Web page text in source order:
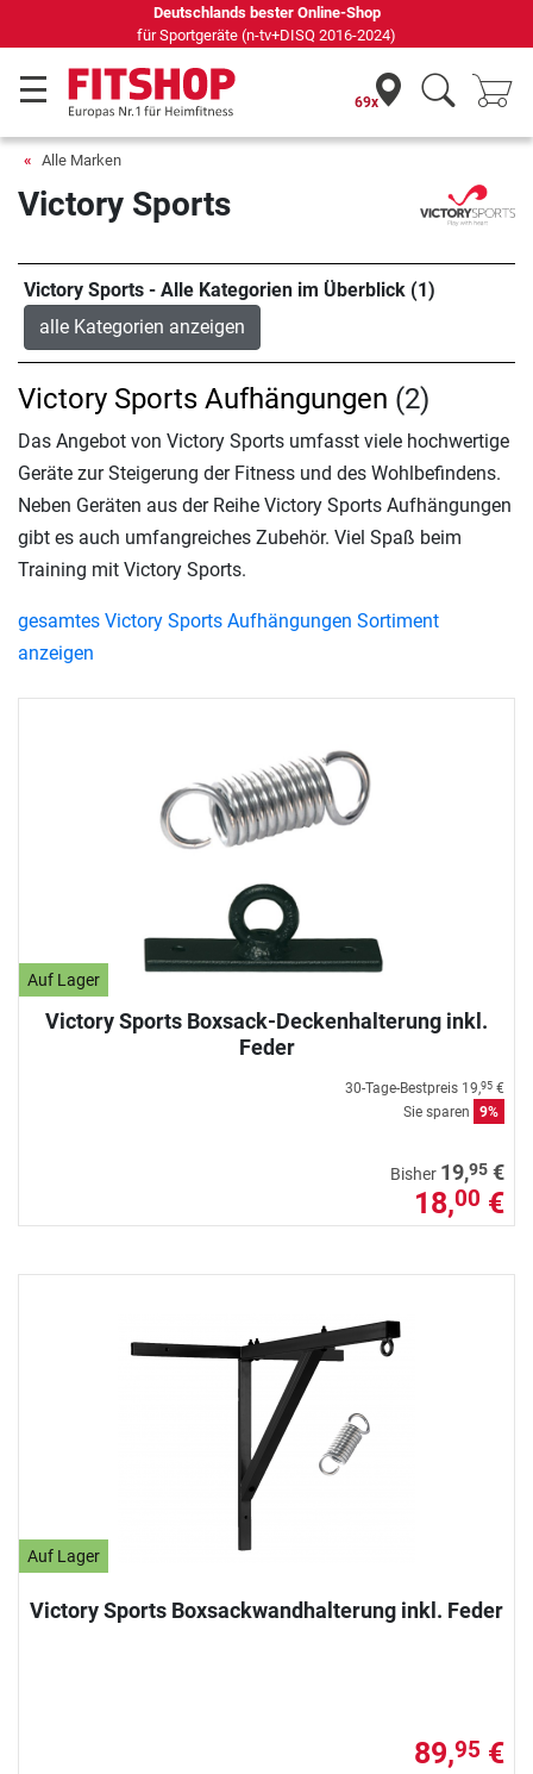
Deutschlands bester Online-Shop
für Sportgeräte (n-tv+DISQ 2016-2024)
69x
Alle Marken
Victory Sports
Victory Sports - Alle Kategorien im Überblick (1)
alle Kategorien anzeigen
Auf Lager
Victory Sports Boxsack-Deckenhalterung inkl.
Feder
30-Tage-Bestpreis 19,95 €
Sie sparen
9%
Bisher 19,95 €
18,00 €
Auf Lager
Victory Sports Boxsackwandhalterung inkl. Feder
89,95 €
Victory Sports Aufhängungen (2)
Das Angebot von Victory Sports umfasst viele hochwertige
Geräte zur Steigerung der Fitness und des Wohlbefindens.
Neben Geräten aus der Reihe Victory Sports Aufhängungen
gibt es auch umfangreiches Zubehör. Viel Spaß beim
Training mit Victory Sports.
gesamtes Victory Sports Aufhängungen Sortiment
anzeigen